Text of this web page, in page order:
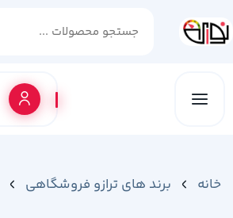
خانه برند های ترازو فروشگاهی